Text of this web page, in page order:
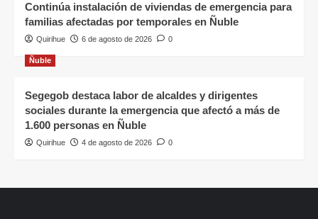
Continúa instalación de viviendas de emergencia para
familias afectadas por temporales en Ñuble
Quirihue 6 de agosto de 2026 0
Ñuble
Segegob destaca labor de alcaldes y dirigentes
sociales durante la emergencia que afectó a más de
1.600 personas en Ñuble
Quirihue 4 de agosto de 2026 0